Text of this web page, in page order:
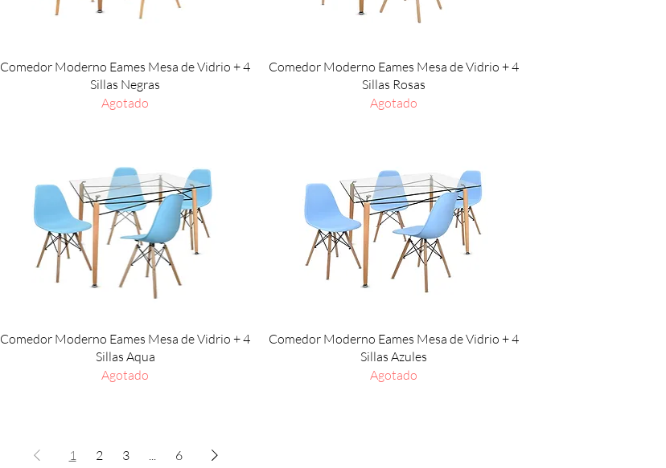
Vista rápida
Comedor Moderno Eames Mesa de Vidrio + 4
Sillas Negras
Agotado
Vista rápida
Comedor Moderno Eames Mesa de Vidrio + 4
Sillas Rosas
Agotado
Vista rápida
Comedor Moderno Eames Mesa de Vidrio + 4
Sillas Aqua
Agotado
Vista rápida
Comedor Moderno Eames Mesa de Vidrio + 4
Sillas Azules
Agotado
1 2 3 6